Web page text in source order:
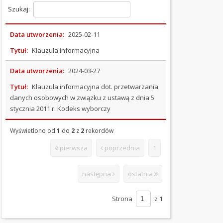
Standardy
ochrony
małoletnich
RADA
GMINY
BUDŻET
GMINY
RAPORT
O
STANIE
Szukaj:
Data utworzenia: 2025-02-11
Tytuł: Klauzula informacyjna
Data utworzenia: 2024-03-27
Tytuł: Klauzula informacyjna dot. przetwarzania
danych osobowych w związku z ustawą z dnia 5
stycznia 2011 r. Kodeks wyborczy
Wyświetlono od1 do 2 z 2 rekordów
pierwsza poprzednia 1
następna ostatnia
Strona z 1